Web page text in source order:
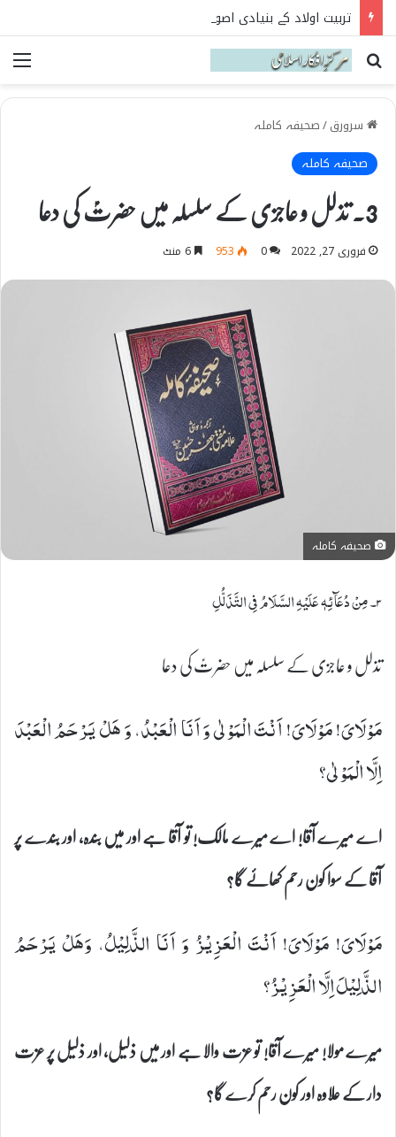
تربیت اولاد کے بنیادی اصول نہج البلاغہ کی روشنی میں
Search for
سرورق/صحیفہ کاملہ
صحیفہ کاملہ
3۔ تذلل و عاجزی کے سلسلہ میں حضرتؑ کی دعا
فروری 27, 2022 0
953
صحیفہ کاملہ
۳۔ مِنْ دُعَآئِہٖ عَلَیْہِ السَّلَامُ فِی التَّذَلُّلِ
تذلل و عاجزی کے سلسلہ میں حضرتؑ کی دعا
مَوْلَایَ! مَوْلَایَ! اَنْتَ الْمَوْلٰى وَ اَنَا الْعَبْدُ، وَ هَلْ یَرْحَمُ الْعَبْدَ
اِلَّا الْمَوْلٰى؟
اے میرے آقا! اے میرے مالک! تو آقا ہے اور میں بندہ، اور بندے پر
آقا کے سوا کون رحم کھائے گا؟
مَوْلَایَ! مَوْلَایَ! اَنْتَ الْعَزِیْزُ وَ اَنَا الذَّلِیْلُ، وَهَلْ یَرْحَمُ
الذَّلِیْلَ اِلَّا الْعَزِیْزُ؟
میرے مولا! میرے آقا! تو عزت والا ہے اور میں ذلیل، اور ذلیل پر عزت
دار کے علاوہ اور کون رحم کرے گا؟